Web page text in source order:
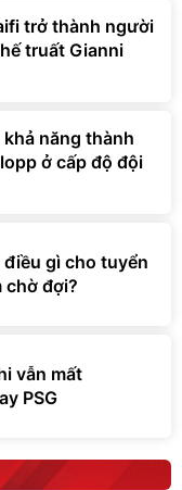
trở thành người
truất Gianni
khả năng thành
ở cấp độ đội
điều gì cho tuyển
chờ đợi?
vẫn mất
PSG